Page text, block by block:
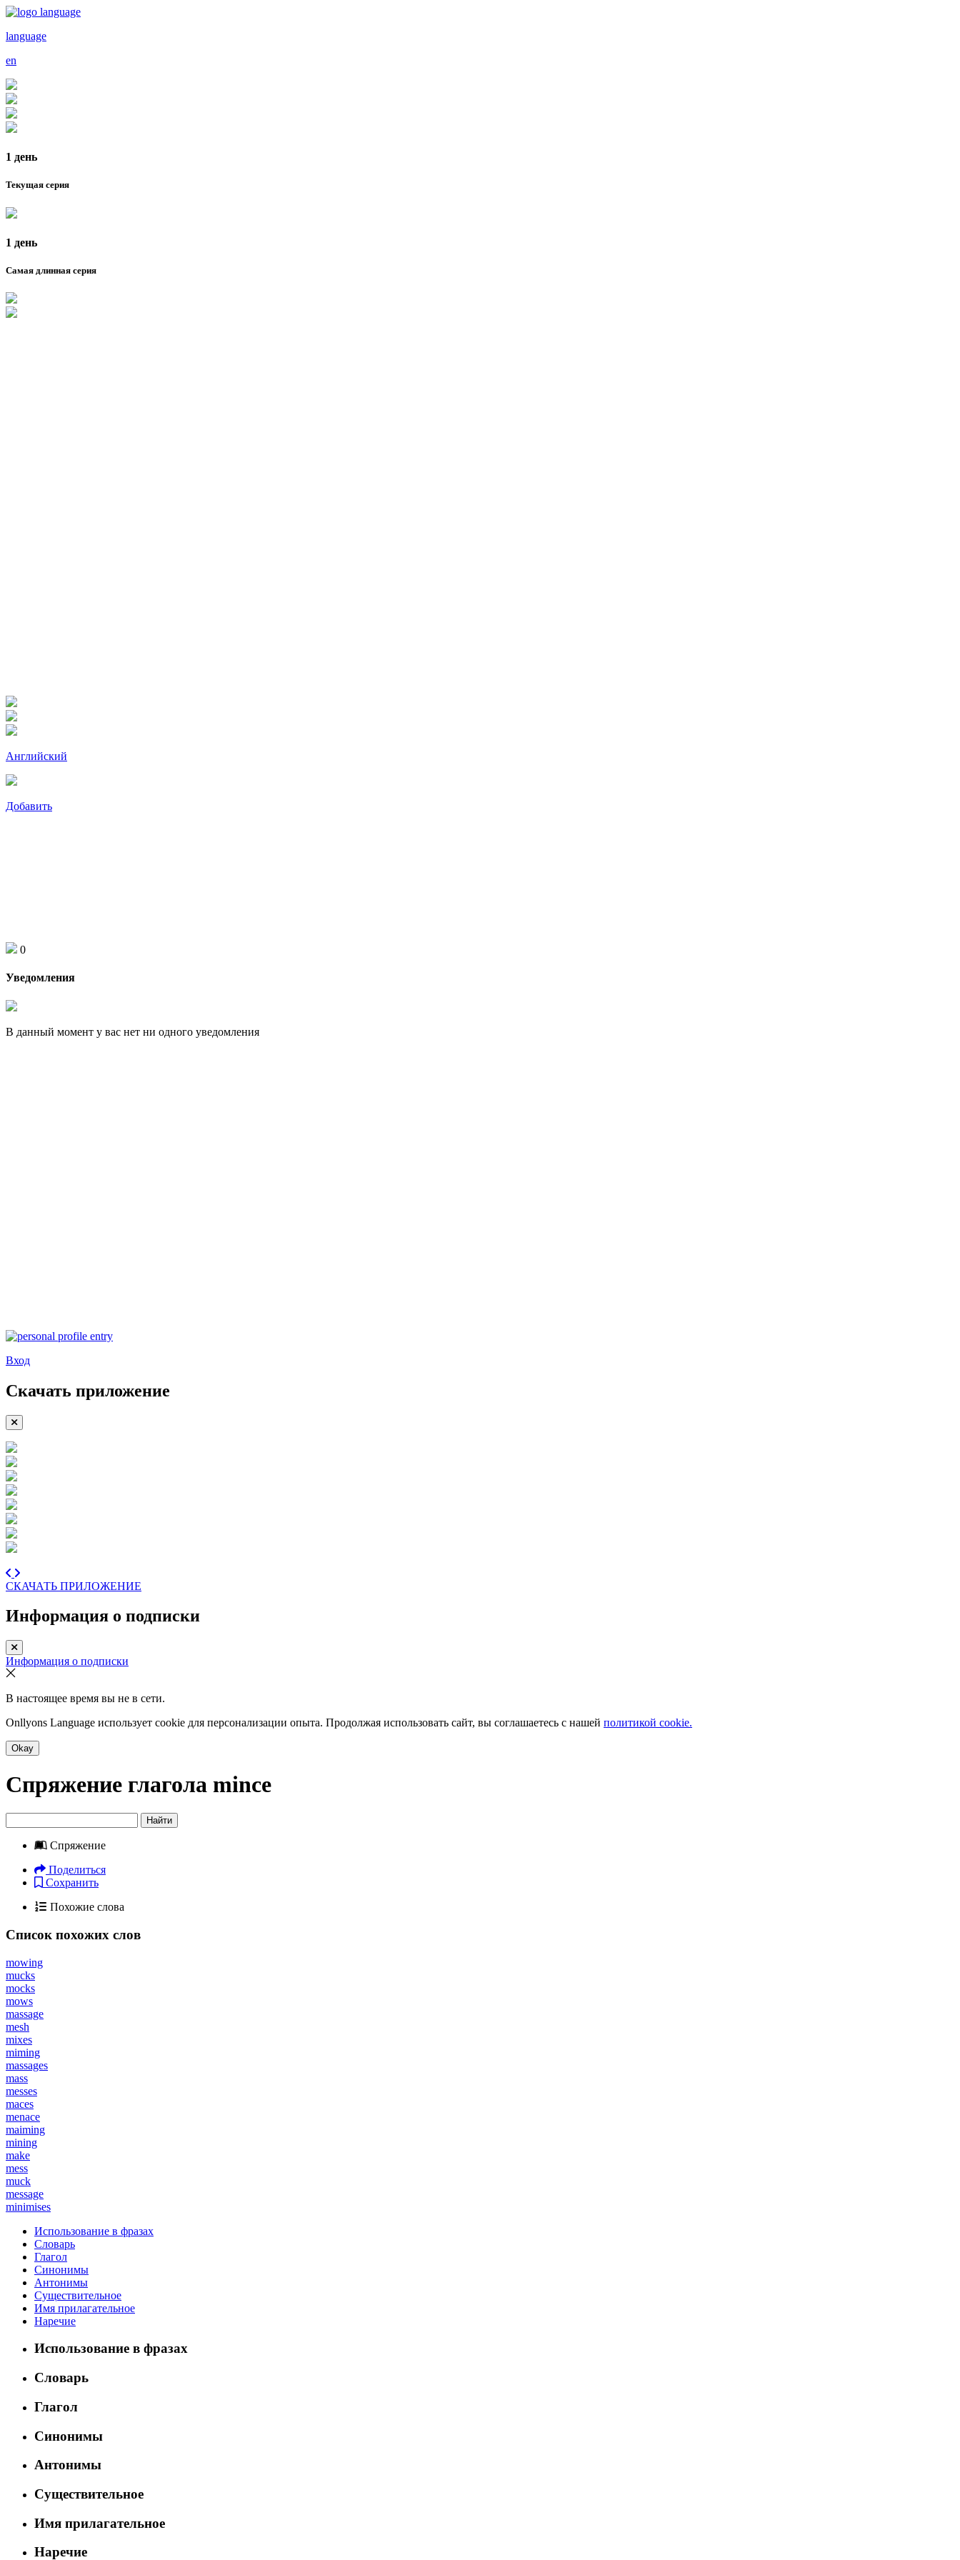
language
en
1 день
Текущая серия
1 день
Самая длинная серия
Английский
Добавить
0
Уведомления
В данный момент у вас нет ни одного уведомления
Вход
Скачать приложение
СКАЧАТЬ ПРИЛОЖЕНИЕ
Информация о подписки
Информация о подписки
В настоящее время вы не в сети.
Onllyons Language использует cookie для персонализации опыта. Продолжая использовать сайт, вы соглашаетесь с нашей политикой cookie.
Okay
Спряжение глагола mince
Найти
Спряжение
Поделиться
Сохранить
Похожие слова
Список похожих слов
mowing
mucks
mocks
mows
massage
mesh
mixes
miming
massages
mass
messes
maces
menace
maiming
mining
make
mess
muck
message
minimises
Использование в фразах
Словарь
Глагол
Синонимы
Антонимы
Существительное
Имя прилагательное
Наречие
Использование в фразах
Словарь
Глагол
Синонимы
Антонимы
Существительное
Имя прилагательное
Наречие